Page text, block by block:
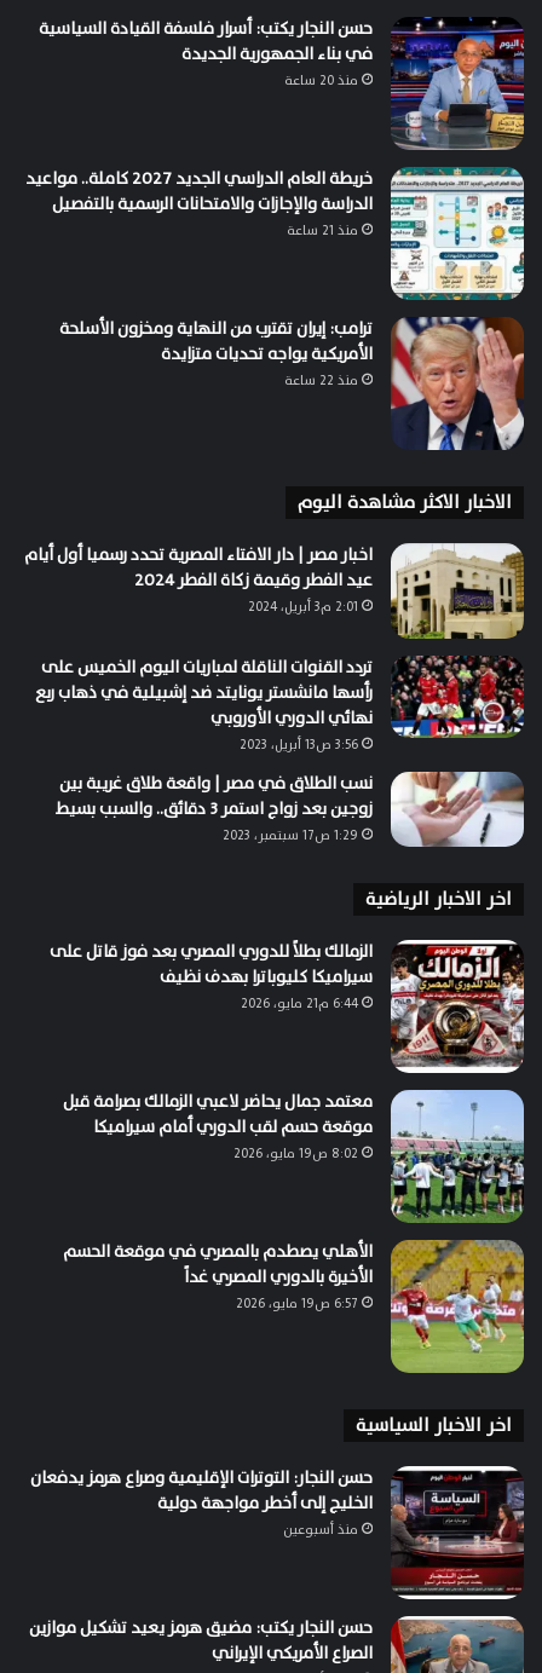
حسن النجار يكتب: أسرار فلسفة القيادة السياسية
في بناء الجمهورية الجديدة
منذ 20 ساعة
خريطة العام الدراسي الجديد 2027 كاملة.. مواعيد
الدراسة والإجازات والامتحانات الرسمية بالتفصيل
منذ 21 ساعة
ترامب: إيران تقترب من النهاية ومخزون الأسلحة
الأمريكية يواجه تحديات متزايدة
منذ 22 ساعة
الاخبار الاكثر مشاهدة اليوم
اخبار مصر | دار الافتاء المصرية تحدد رسميا أول أيام
عيد الفطر وقيمة زكاة الفطر 2024
2:01 م3 أبريل، 2024
تردد القنوات الناقلة لمباريات اليوم الخميس على
رأسها مانشستر يونايتد ضد إشبيلية في ذهاب ربع
نهائي الدوري الأوروبي
3:56 ص13 أبريل، 2023
نسب الطلاق في مصر | واقعة طلاق غريبة بين
زوجين بعد زواج استمر 3 دقائق.. والسبب بسيط
1:29 ص17 سبتمبر، 2023
اخر الاخبار الرياضية
الزمالك بطلاً للدوري المصري بعد فوز قاتل على
سيراميكا كليوباترا بهدف نظيف
6:44 م21 مايو، 2026
معتمد جمال يحاضر لاعبي الزمالك بصرامة قبل
موقعة حسم لقب الدوري أمام سيراميكا
8:02 ص19 مايو، 2026
الأهلي يصطدم بالمصري في موقعة الحسم
الأخيرة بالدوري المصري غداً
6:57 ص19 مايو، 2026
اخر الاخبار السياسية
حسن النجار: التوترات الإقليمية وصراع هرمز يدفعان
الخليج إلى أخطر مواجهة دولية
منذ أسبوعين
حسن النجار يكتب: مضيق هرمز يعيد تشكيل موازين
الصراع الأمريكي الإيراني